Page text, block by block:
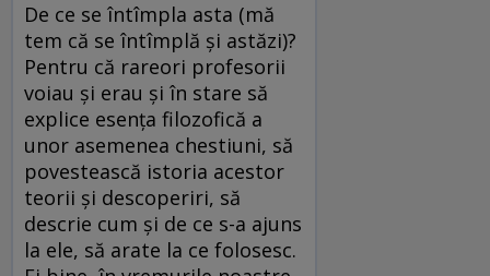
De ce se întîmpla asta (mă
tem că se întîmplă și astăzi)?
Pentru că rareori profesorii
voiau și erau și în stare să
explice esența filozofică a
unor asemenea chestiuni, să
povestească istoria acestor
teorii și descoperiri, să
descrie cum și de ce s-a ajuns
la ele, să arate la ce folosesc.